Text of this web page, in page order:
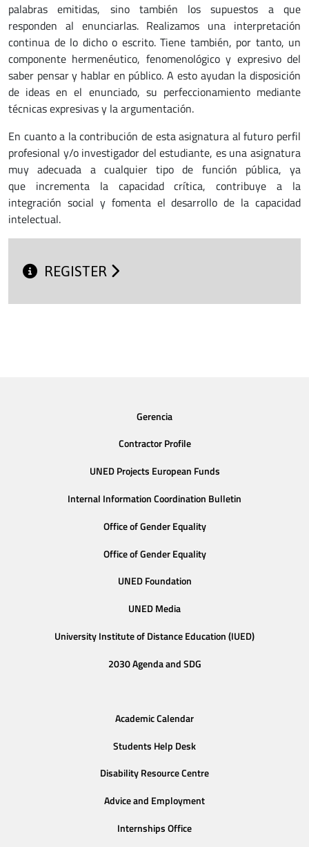
palabras emitidas, sino también los supuestos a que
responden al enunciarlas. Realizamos una interpretación
continua de lo dicho o escrito. Tiene también, por tanto, un
componente hermenéutico, fenomenológico y expresivo del
saber pensar y hablar en público. A esto ayudan la disposición
de ideas en el enunciado, su perfeccionamiento mediante
técnicas expresivas y la argumentación.
En cuanto a la contribución de esta asignatura al futuro perfil
profesional y/o investigador del estudiante, es una asignatura
muy adecuada a cualquier tipo de función pública, ya
que incrementa la capacidad crítica, contribuye a la
integración social y fomenta el desarrollo de la capacidad
intelectual.
REGISTER
Gerencia
Contractor Profile
UNED Projects European Funds
Internal Information Coordination Bulletin
Office of Gender Equality
Office of Gender Equality
UNED Foundation
UNED Media
University Institute of Distance Education (IUED)
2030 Agenda and SDG
Academic Calendar
Students Help Desk
Disability Resource Centre
Advice and Employment
Internships Office